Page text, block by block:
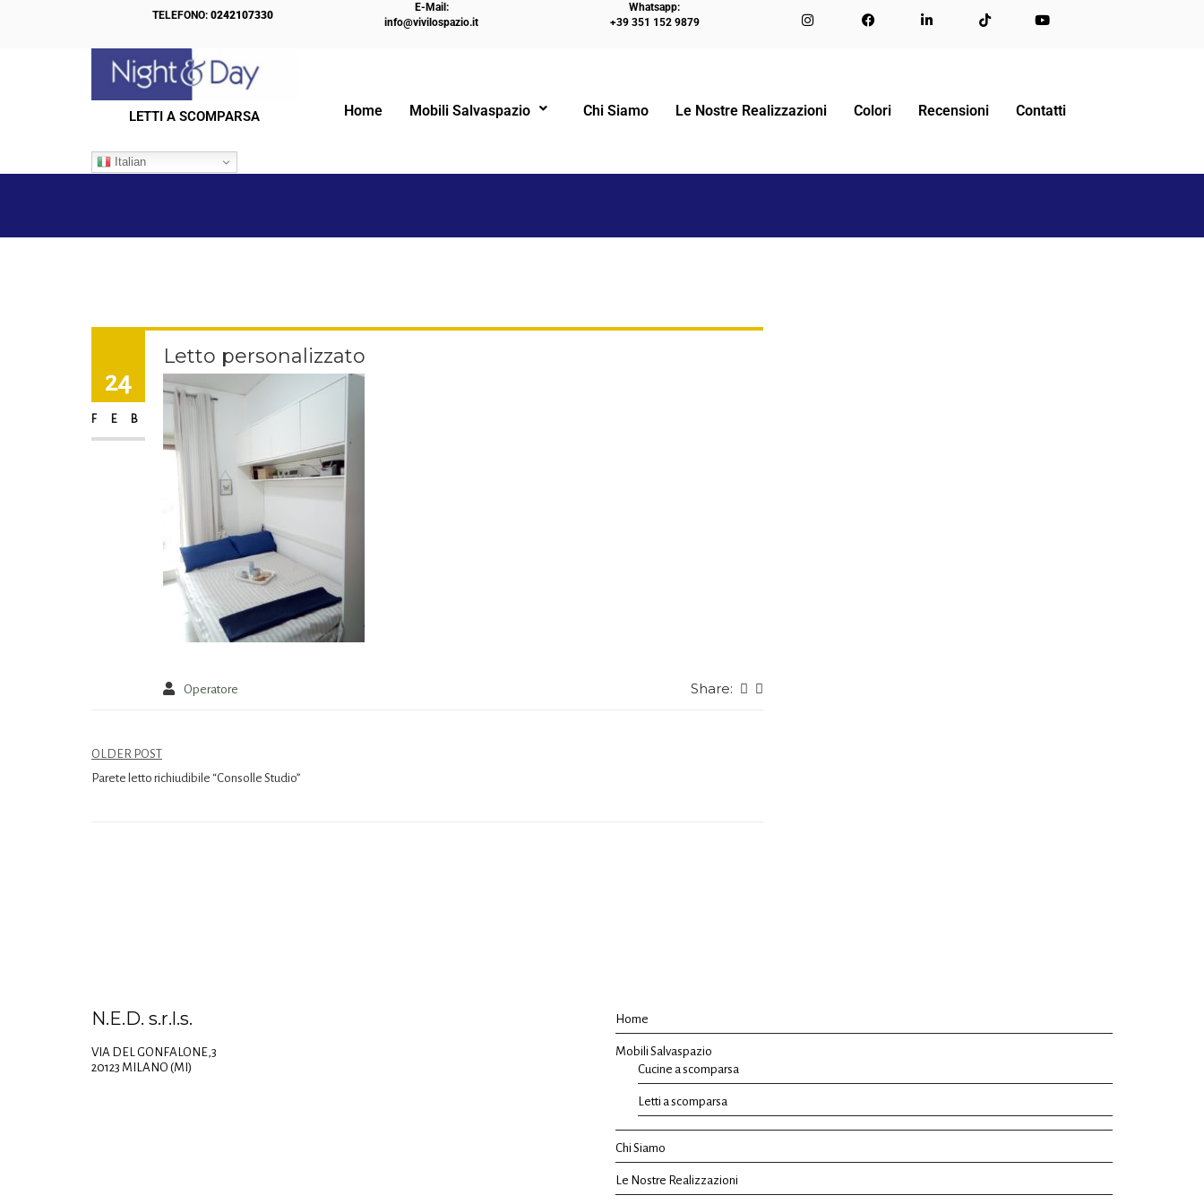
TELEFONO:0242107330
E-Mail:
info@vivilospazio.it
Whatsapp:
+39 351 152 9879
LETTI A SCOMPARSA
Italian
Home Mobili Salvaspazio Chi Siamo Le Nostre Realizzazioni Colori Recensioni Contatti
IL NOSTRO BLOG!
24
FEB
Letto personalizzato
Operatore Share:
OLDER POST
Parete letto richiudibile “Consolle Studio”
N.E.D. s.r.l.s.
VIA DEL GONFALONE,3
20123 MILANO (MI)
Home
Mobili Salvaspazio
Cucine a scomparsa
Letti a scomparsa
Chi Siamo
Le Nostre Realizzazioni